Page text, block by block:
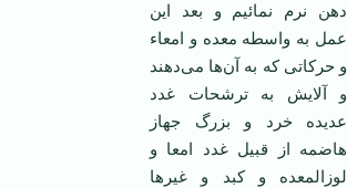
دهن نرم نمائیم و بعد این
عمل به واسطه معده و امعاء
و حرکاتی که به آن‌ها می‌دهند
و آلایش به ترشحات غدد
عدیده خرد و بزرگ جهاز
هاضمه از قبیل غدد امعا و
لوزالمعده و کبد و غیر‌ها